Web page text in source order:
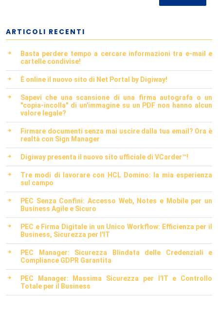
ARTICOLI RECENTI
Basta perdere tempo a cercare informazioni tra e-mail e
cartelle condivise!
È online il nuovo sito di Net Portal by Digiway!
Sapevi che una scansione di una firma autografa o un
"copia-incolla" di un'immagine su un PDF non hanno alcun
valore legale?
Firmare documenti senza mai uscire dalla tua email? Ora è
realtà con Sign Manager
Digiway presenta il nuovo sito ufficiale di VCarder™!
Tre modi di lavorare con HCL Domino: la mia esperienza
sul campo
PEC Senza Confini: Accesso Web, Notes e Mobile per un
Business Agile e Sicuro
PEC e Firma Digitale in un Unico Workflow: Efficienza per il
Business, Sicurezza per l'IT
PEC Manager: Sicurezza Blindata delle Credenziali e
Compliance GDPR Garantita
PEC Manager: Massima Sicurezza per l'IT e Controllo
Totale per il Business